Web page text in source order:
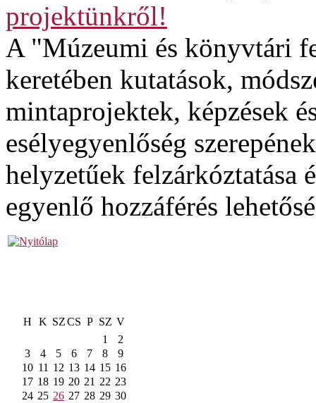
projektünkről!
A "Múzeumi és könyvtári
keretében kutatások,
mintaprojektek, képzések
esélyegyenlőség
helyzetűek felzárkóztatása
egyenlő hozzáférés
H K SZCS P SZ V
1
2
3
4 5 6 7 8
9
10 11 12 13 14 15 16
17 18 19 20 21 22 23
24 25 26 27 28 29 30